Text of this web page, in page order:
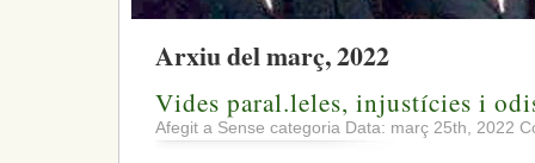
Arxiu del març, 2022
Vides paral.leles, injustícies i
Afegit a Sense categoria Data: març 25th, 2022